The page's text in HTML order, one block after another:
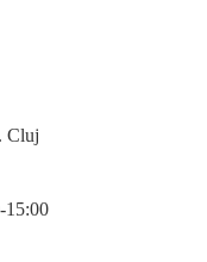
Cluj
15:00